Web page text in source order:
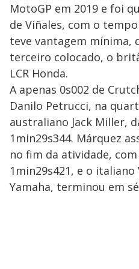
MotoGP em 2019 e foi
de Viñales, com o
teve vantagem mínima,
terceiro colocado, o
LCR Honda.
A apenas 0s002 de
Danilo Petrucci, na
australiano Jack Miller,
1min29s344. Márquez
no fim da atividade,
1min29s421, e o italiano
Yamaha, terminou em